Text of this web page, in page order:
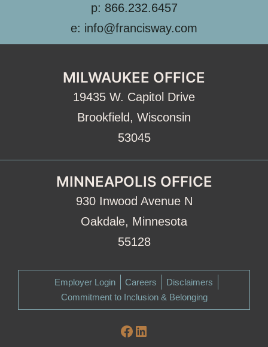
p: 866.232.6457
e: info@francisway.com
MILWAUKEE OFFICE
19435 W. Capitol Drive
Brookfield, Wisconsin
53045
MINNEAPOLIS OFFICE
930 Inwood Avenue N
Oakdale, Minnesota
55128
Employer Login Careers
Disclaimers
Commitment to Inclusion & Belonging
Facebook
LinkedIn